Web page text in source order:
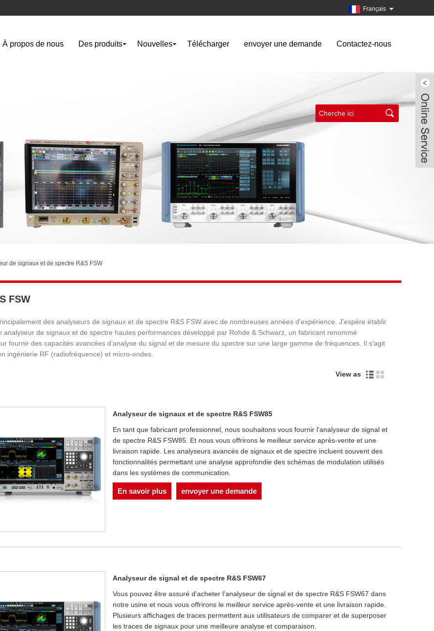
Français
À propos de nous Des produits Nouvelles Télécharger envoyer une demande Contactez-nous
de signaux et de spectre R&S FSW
FSW
des analyseurs de signaux et de spectre R&S FSW avec de nombreuses années d'expérience. J'espère établir
de signaux et de spectre hautes performances développé par Rohde & Schwarz, un fabricant renommé
fournir des capacités avancées d’analyse du signal et de mesure du spectre sur une large gamme de fréquences. Il s'agit
ingénierie RF (radiofréquence) et micro-ondes.
View as
Analyseur de signaux et de spectre R&S FSW85
En tant que fabricant professionnel, nous souhaitons vous fournir l'analyseur de signal et
de spectre R&S FSW85. Et nous vous offrirons le meilleur service après-vente et une
livraison rapide. Les analyseurs avancés de signaux et de spectre incluent souvent des
fonctionnalités permettant une analyse approfondie des schémas de modulation utilisés
dans les systèmes de communication.
En savoir plus envoyer une demande
Analyseur de signal et de spectre R&S FSW67
Vous pouvez être assuré d'acheter l'analyseur de signal et de spectre R&S FSW67 dans
notre usine et nous vous offrirons le meilleur service après-vente et une livraison rapide.
Plusieurs affichages de traces permettent aux utilisateurs de comparer et de superposer
les traces de signaux pour une meilleure analyse et comparaison.